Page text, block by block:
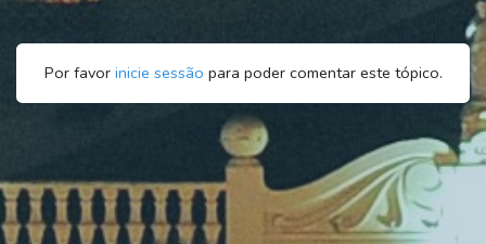
Por favor inicie sessão para poder comentar este tópico.